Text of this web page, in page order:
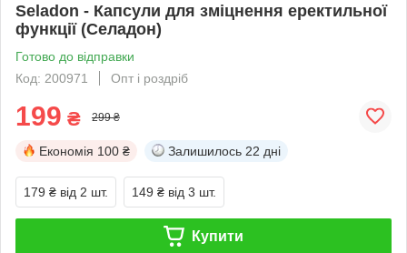
Seladon - Капсули для зміцнення еректильної
функції (Селадон)
Готово до відправки
Код: 200971
Опт і роздріб
199 ₴ 299 ₴
Економія 100 ₴ Залишилось 22 дні
179 ₴ від 2 шт. 149 ₴ від 3 шт.
Купити